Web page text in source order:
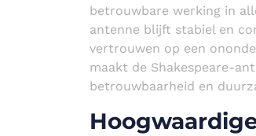
betrouwbare werking in
antenne blijft stabiel en
vertrouwen op een
maakt de Shakespeare-
betrouwbaarheid en